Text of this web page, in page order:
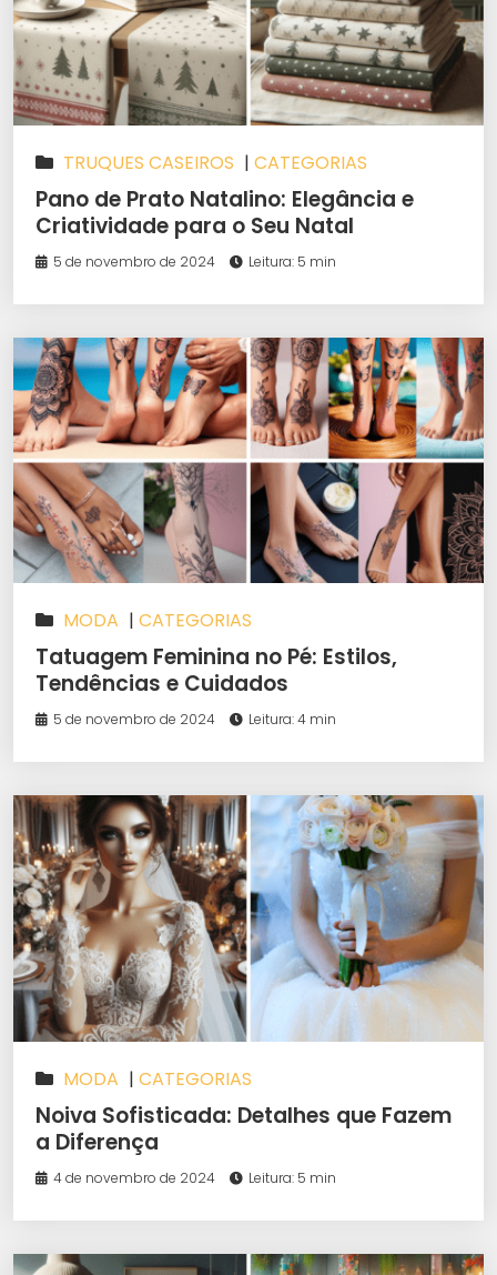
TRUQUES CASEIROS | CATEGORIAS
Pano de Prato Natalino: Elegância e
Criatividade para o Seu Natal
5 de novembro de 2024 Leitura: 5 min
MODA | CATEGORIAS
Tatuagem Feminina no Pé: Estilos,
Tendências e Cuidados
5 de novembro de 2024 Leitura: 4 min
MODA | CATEGORIAS
Noiva Sofisticada: Detalhes que Fazem
a Diferença
4 de novembro de 2024 Leitura: 5 min